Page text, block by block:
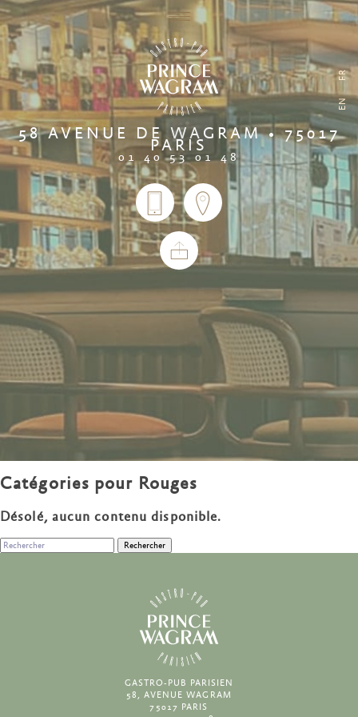
EN
FR
58 AVENUE DE WAGRAM • 75017
PARIS
01 40 53 01 48
Catégories pour Rouges
Désolé, aucun contenu disponible.
Rechercher
GASTRO-PUB PARISIEN
58, AVENUE WAGRAM
75017 PARIS